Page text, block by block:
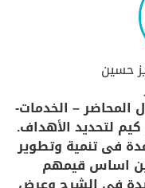
حسين
– الخدمات-
لتحديد الأهداف.
فى تنمية وتطوير
اساس قيمهم